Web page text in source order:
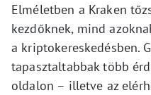
Elméletben a Kraken
kezdőknek, mind
a kriptokereskedésben.
tapasztaltabbak több
oldalon – illetve az